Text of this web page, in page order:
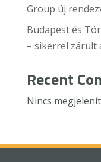
Group új
Budapest és
– sikerrel zárult
Recent
Nincs